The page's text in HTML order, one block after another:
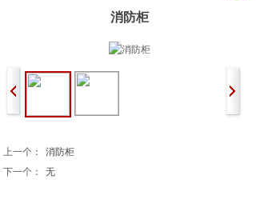
消防柜
上一个：
消防柜
下一个：
无